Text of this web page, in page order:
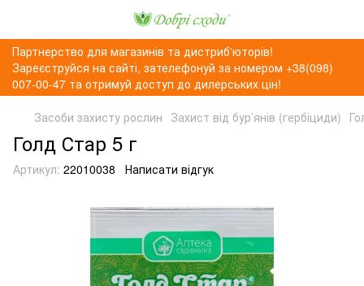
Партнерство для магазинів та дистриб'юторів!
Зареєструйся на сайті, зателефонуй за номером +38(098)
007-00-47 та отримуй доступ до дилерських цін!
Засоби захисту рослин Захист від бур’янів (гербіциди)
Голд Стар 5 г
Артикул: 22010038 Написати відгук